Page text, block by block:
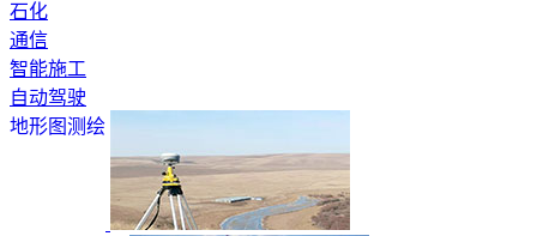
石化
通信
智能施工
自动驾驶
地形图测绘